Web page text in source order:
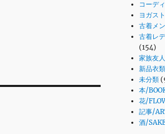
コーデ
ヨガス
古着メ
古着レ
(154)
家族友
新品衣
未分類
本/
花/
記事/
酒/